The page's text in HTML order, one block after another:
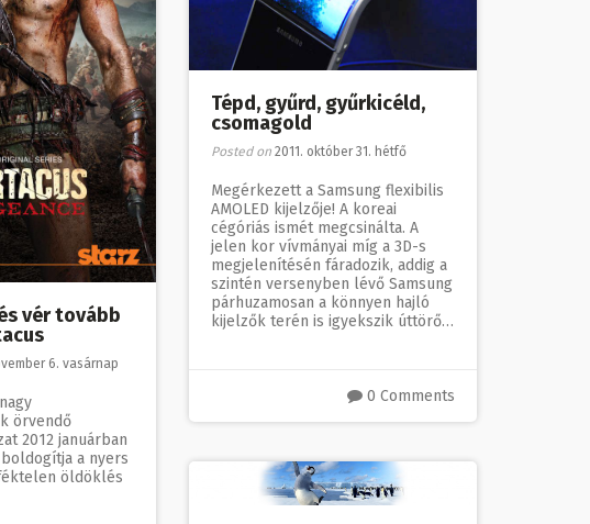
vér tovább
6. vasárnap
örvendő
2012 januárban
a nyers
öldöklés
Tépd, gyűrd, gyűrkicéld,
csomagold
Posted on 2011. október 31. hétfő
Megérkezett a Samsung flexibilis
AMOLED kijelzője! A koreai
cégóriás ismét megcsinálta. A
jelen kor vívmányai míg a 3D-s
megjelenítésén fáradozik, addig a
szintén versenyben lévő Samsung
párhuzamosan a könnyen hajló
kijelzők terén is igyekszik úttörő…
0 Comments